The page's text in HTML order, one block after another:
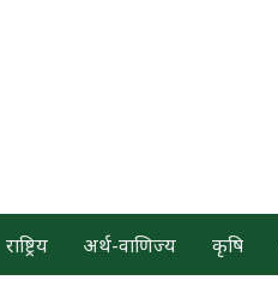
राष्ट्रिय अर्थ-वाणिज्य कृषि